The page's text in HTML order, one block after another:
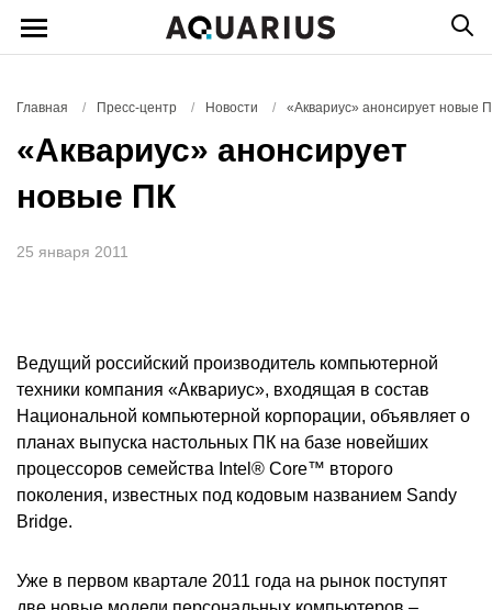
Главная / Пресс-центр / Новости / «Аквариус» анонсирует новые
«Аквариус» анонсирует
новые ПК
25 января 2011
Ведущий российский производитель компьютерной
техники компания «Аквариус», входящая в состав
Национальной компьютерной корпорации, объявляет о
планах выпуска настольных ПК на базе новейших
процессоров семейства Intel® Core™ второго
поколения, известных под кодовым названием Sandy
Bridge.
Уже в первом квартале 2011 года на рынок поступят